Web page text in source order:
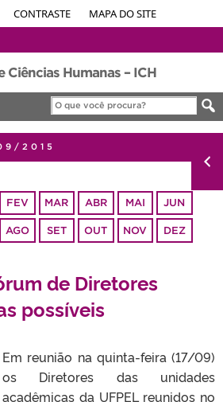
CONTRASTE MAPA DO SITE
Ciências Humanas – ICH
2015
FEV MAR ABR MAI JUN
AGO SET OUT NOV DEZ
de Diretores
possíveis
Em reunião na quinta-feira (17/09)
os Diretores das unidades
acadêmicas da UFPEL reunidos no